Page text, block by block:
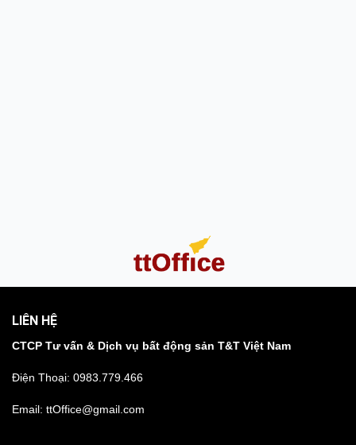
LIÊN HỆ
CTCP Tư vấn & Dịch vụ bất động sản T&T Việt Nam
Điện Thoại: 0983.779.466
Email: ttOffice@gmail.com